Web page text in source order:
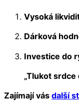
Vysoká
Dárková
Investice do
„Tlukot
Zajímají vás další